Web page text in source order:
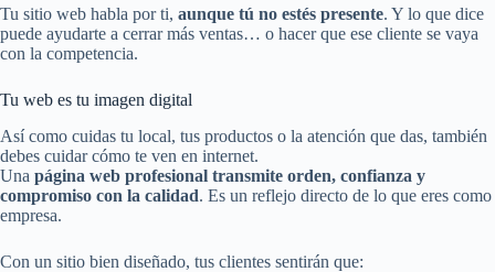
Tu sitio web habla por ti, aunque tú no estés presente. Y lo que dice
puede ayudarte a cerrar más ventas… o hacer que ese cliente se vaya
con la competencia.
Tu web es tu imagen digital
Así como cuidas tu local, tus productos o la atención que das, también
debes cuidar cómo te ven en internet.
Una página web profesional transmite orden, confianza y
compromiso con la calidad. Es un reflejo directo de lo que eres como
empresa.
Con un sitio bien diseñado, tus clientes sentirán que: